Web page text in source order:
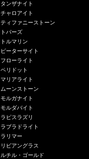
タンザナイト
チャロアイト
ティファニーストーン
トパーズ
トルマリン
ピーターサイト
フローライト
ペリドット
マリアライト
ムーンストーン
モルガナイト
モルダバイト
ラピスラズリ
ラブラドライト
ラリマー
リビアングラス
ルチル・ゴールド